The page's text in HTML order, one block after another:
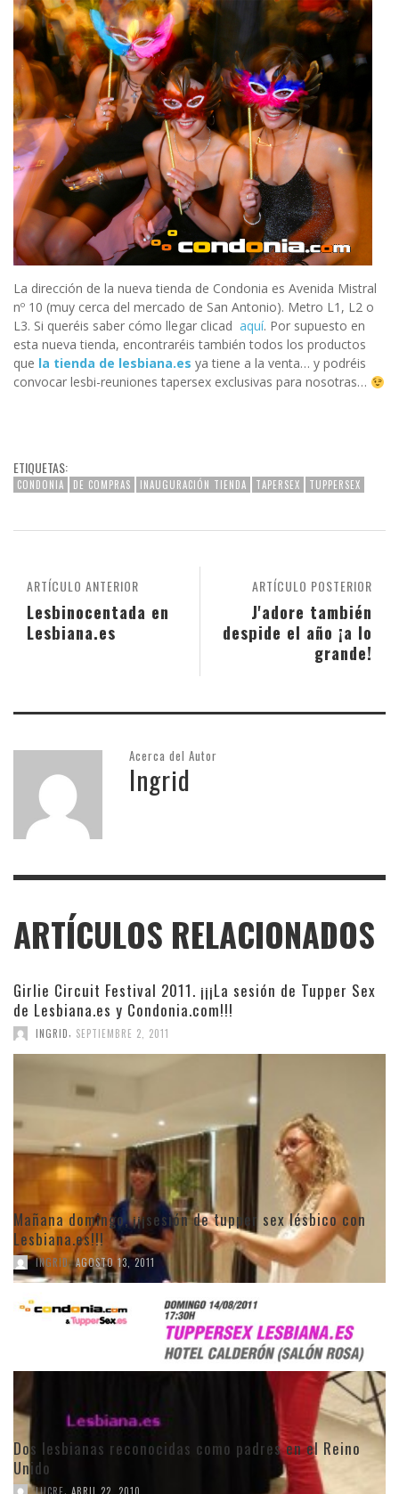
La dirección de la nueva tienda de Condonia es Avenida Mistral
nº 10 (muy cerca del mercado de San Antonio). Metro L1, L2 o
L3. Si queréis saber cómo llegar clicad aquí. Por supuesto en
esta nueva tienda, encontraréis también todos los productos
que la tienda de lesbiana.es ya tiene a la venta… y podréis
convocar lesbi-reuniones tapersex exclusivas para nosotras…
ETIQUETAS:
CONDONIA DE COMPRAS INAUGURACIÓN TIENDA TAPERSEX TUPPERSEX
ARTÍCULO POSTERIOR
J'adore también
despide el año ¡a lo
grande!
ARTÍCULO ANTERIOR
Lesbinocentada en
Lesbiana.es
Acerca del Autor
Ingrid
ARTÍCULOS RELACIONADOS
Girlie Circuit Festival 2011. ¡¡¡La sesión de Tupper Sex
de Lesbiana.es y Condonia.com!!!
INGRID, SEPTIEMBRE 2, 2011
Mañana domingo, ¡¡¡sesión de tupper sex lésbico con
Lesbiana.es!!!
INGRID, AGOSTO 13, 2011
Dos lesbianas reconocidas como padres en el Reino
Unido